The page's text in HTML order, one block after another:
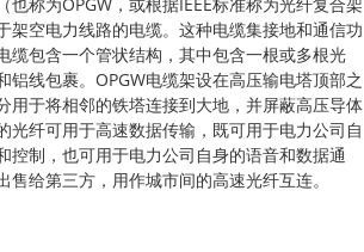
架空电力线路的电缆。这种电缆集接地和通信功
缆包含一个管状结构，其中包含一根或多根光
铝线包裹。OPGW电缆架设在高压输电塔顶部之
用于将相邻的铁塔连接到大地，并屏蔽高压导体
光纤可用于高速数据传输，既可用于电力公司自
控制，也可用于电力公司自身的语音和数据通
售给第三方，用作城市间的高速光纤互连。